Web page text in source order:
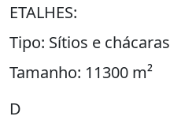
ETALHES:
Tipo: Sítios e chácaras
Tamanho: 11300 m²
D